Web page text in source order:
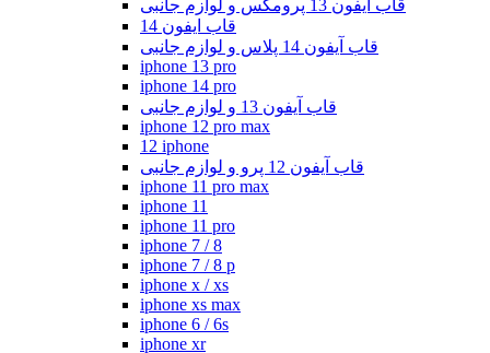
قاب آیفون 13 پرومکس و لوازم جانبی
قاب ایفون 14
قاب آیفون 14 پلاس و لوازم جانبی
iphone 13 pro
iphone 14 pro
قاب آیفون 13 و لوازم جانبی
iphone 12 pro max
12 iphone
قاب آیفون 12 پرو و لوازم جانبی
iphone 11 pro max
iphone 11
iphone 11 pro
iphone 7 / 8
iphone 7 / 8 p
iphone x / xs
iphone xs max
iphone 6 / 6s
iphone xr